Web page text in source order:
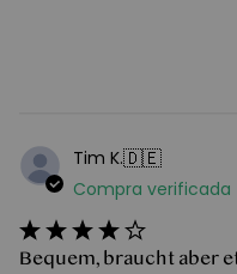
Tim K.🇩🇪
Compra verificada
Bequem, braucht aber